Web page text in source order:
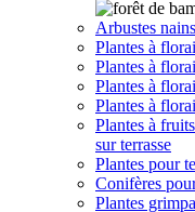
Arbustes
Plantes à
Plantes à
Plantes à
Plantes à
Plantes à
sur terrasse
Plantes pour
Conifères
Plantes